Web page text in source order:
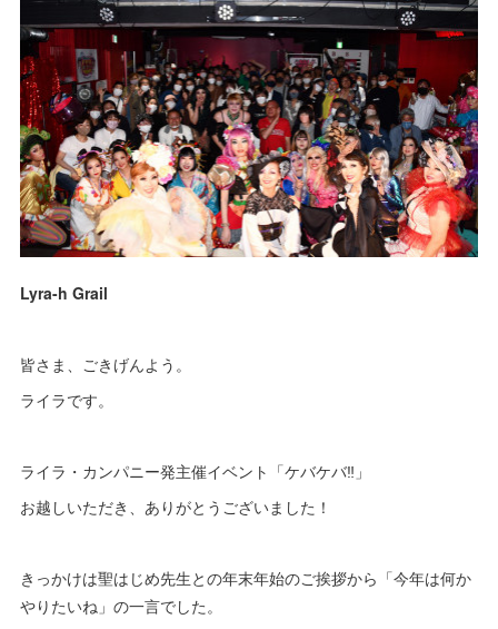
Lyra-h Grail
皆さま、ごきげんよう。
ライラです。
ライラ・カンパニー発主催イベント「ケバケバ‼︎」
お越しいただき、ありがとうございました！
きっかけは聖はじめ先生との年末年始のご挨拶から「今年は何か
やりたいね」の一言でした。